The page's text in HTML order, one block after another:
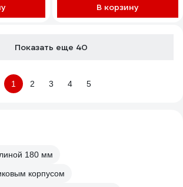
В корзину
Показать еще 40
1 2 3 4 5
180 мм
корпусом